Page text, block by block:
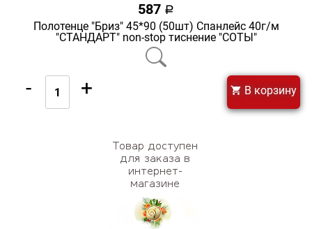
587 a
Полотенце "Бриз" 45*90 (50шт) Спанлейс 40г/м
"СТАНДАРТ" non-stop тиснение "СОТЫ"
- + В корзину